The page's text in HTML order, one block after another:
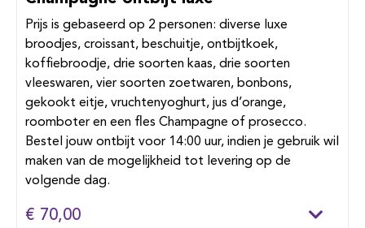
Prijs is gebaseerd op 2 personen: diverse luxe
broodjes, croissant, beschuitje, ontbijtkoek,
koffiebroodje, drie soorten kaas, drie soorten
vleeswaren, vier soorten zoetwaren, bonbons,
gekookt eitje, vruchtenyoghurt, jus d’orange,
roomboter en een fles Champagne of prosecco.
Bestel jouw ontbijt voor 14:00 uur, indien je gebruik wil
maken van de mogelijkheid tot levering op de
volgende dag.
€ 70,00